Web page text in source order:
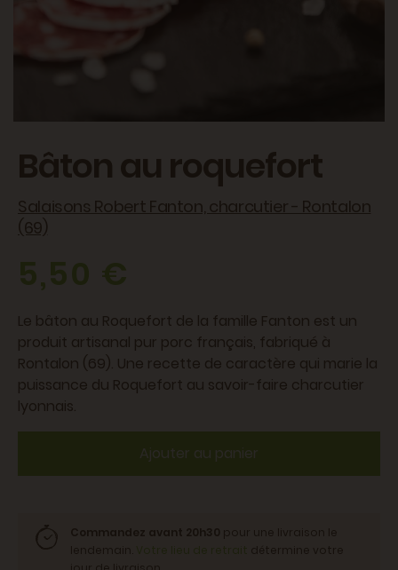
Bâton au roquefort
Salaisons Robert Fanton, charcutier - Rontalon
(69)
5,50 €
Le bâton au Roquefort de la famille Fanton est un
produit artisanal pur porc français, fabriqué à
Rontalon (69). Une recette de caractère qui marie la
puissance du Roquefort au savoir-faire charcutier
lyonnais.
Ajouter au panier